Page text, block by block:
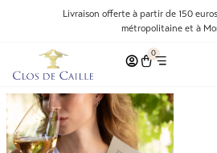
Livraison offerte à partir de 150
métropolitaine et à
0